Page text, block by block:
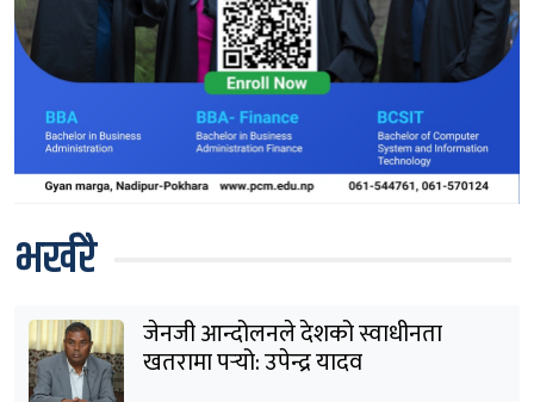
भर्खरै
जेनजी आन्दोलनले देशको स्वाधीनता
खतरामा पर्‍यो: उपेन्द्र यादव